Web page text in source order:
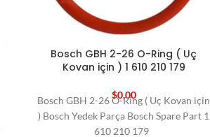
Bosch GBH 2-26 O-Ring ( Uç
Kovan için ) 1 610 210 179
$0,00
Bosch GBH 2-26 O-Ring ( Uç Kovan için
) Bosch Yedek Parça Bosch Spare Part 1
610 210 179